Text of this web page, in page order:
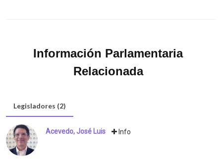
Información Parlamentaria
Relacionada
Legisladores (2)
Acevedo, José Luis Info